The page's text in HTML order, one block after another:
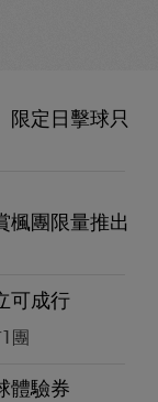
限定日擊球只
楓團限量推出
可成行
團
體驗券